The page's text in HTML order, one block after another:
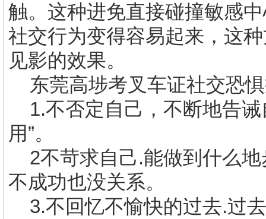
触。这种进免直接碰撞敏感
社交行为变得容易起来，这
见影的效果。
东莞高埗考叉车证社交恐
1.不否定自己，不断地告诫
用”。
2不苛求自己.能做到什么
不成功也没关系。
3.不回忆不愉快的过去.过